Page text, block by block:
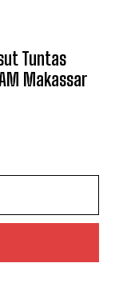
Tuntas
Makassar